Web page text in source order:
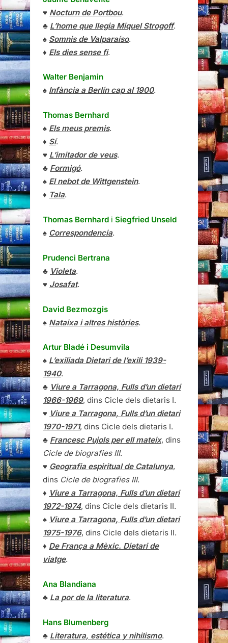
♥ Nocturn de Portbou.
♣ L’home que llegia Miquel Strogoff.
♠ Somnis de Valparaíso.
♦ Els dies sense fi.
Walter Benjamin
♠ Infància a Berlín cap al 1900.
Thomas Bernhard
♠ Els meus premis.
♦ Sí.
♥ L’imitador de veus.
♣ Formigó.
♠ El nebot de Wittgenstein.
♦ Tala.
Thomas Bernhard i Siegfried Unseld
♠ Correspondencia.
Prudenci Bertrana
♣ Violeta.
♥ Josafat.
David Bezmozgis
♠ Nataixa i altres històries.
Artur Bladé i Desumvila
♠ L’exiliada Dietari de l’exili 1939-
1940.
♣ Viure a Tarragona, Fulls d’un dietari
1966-1969, dins Cicle dels dietaris I.
♥ Viure a Tarragona, Fulls d’un dietari
1970-1971, dins Cicle dels dietaris I.
♣ Francesc Pujols per ell mateix, dins
Cicle de biografies III.
♥ Geografia espiritual de Catalunya,
dins Cicle de biografies III.
♦ Viure a Tarragona, Fulls d’un dietari
1972-1974, dins Cicle dels dietaris II.
♠ Viure a Tarragona, Fulls d’un dietari
1975-1976, dins Cicle dels dietaris II.
♦ De França a Mèxic. Dietari de
viatge.
Ana Blandiana
♣ La por de la literatura.
Hans Blumenberg
♣ Literatura, estética y nihilismo.